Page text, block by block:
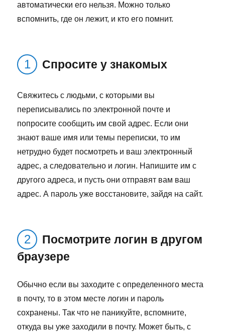
автоматически его нельзя. Можно только
вспомнить, где он лежит, и кто его помнит.
Спросите у знакомых
Свяжитесь с людьми, с которыми вы
переписывались по электронной почте и
попросите сообщить им свой адрес. Если они
знают ваше имя или темы переписки, то им
нетрудно будет посмотреть и ваш электронный
адрес, а следовательно и логин. Напишите им с
другого адреса, и пусть они отправят вам ваш
адрес. А пароль уже восстановите, зайдя на сайт.
Посмотрите логин в другом
браузере
Обычно если вы заходите с определенного места
в почту, то в этом месте логин и пароль
сохранены. Так что не паникуйте, вспомните,
откуда вы уже заходили в почту. Может быть, с